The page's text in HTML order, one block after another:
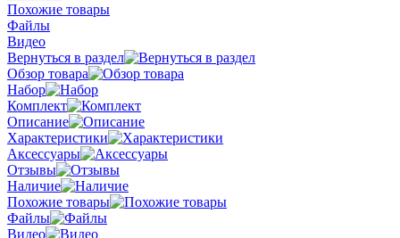
Похожие товары
Файлы
Видео
Вернуться в раздел
Обзор товара
Набор
Комплект
Описание
Характеристики
Аксессуары
Отзывы
Наличие
Похожие товары
Файлы
Видео